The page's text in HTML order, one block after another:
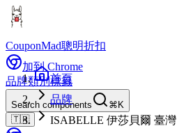
CouponMad聰明折扣
加到 Chrome
品牌類別標籤
Search components
⌘K
🇹🇼
首頁
品牌
ISABELLE 伊莎貝爾 臺灣